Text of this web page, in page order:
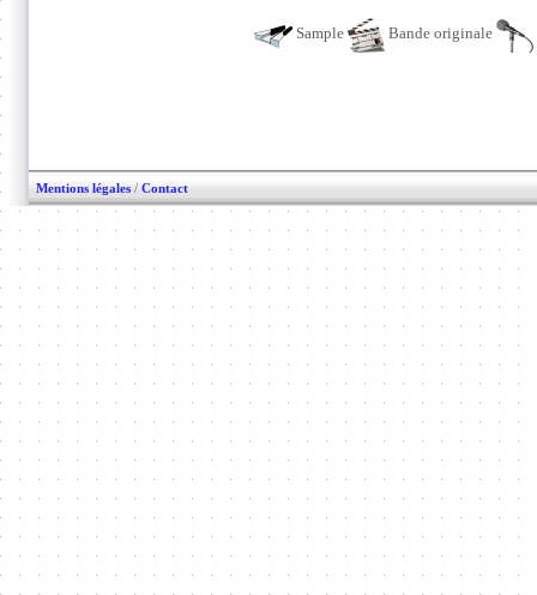
Sample Bande originale
Mentions légales / Contact